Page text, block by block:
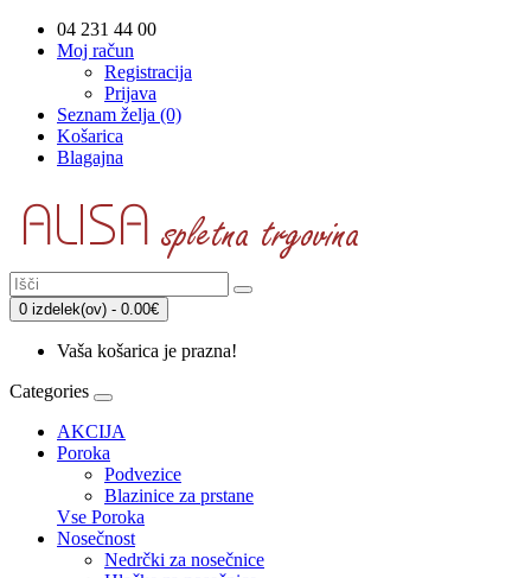
04 231 44 00
Moj račun
Registracija
Prijava
Seznam želja (0)
Košarica
Blagajna
0 izdelek(ov) - 0.00€
Vaša košarica je prazna!
Categories
AKCIJA
Poroka
Podvezice
Blazinice za prstane
Vse Poroka
Nosečnost
Nedrčki za nosečnice